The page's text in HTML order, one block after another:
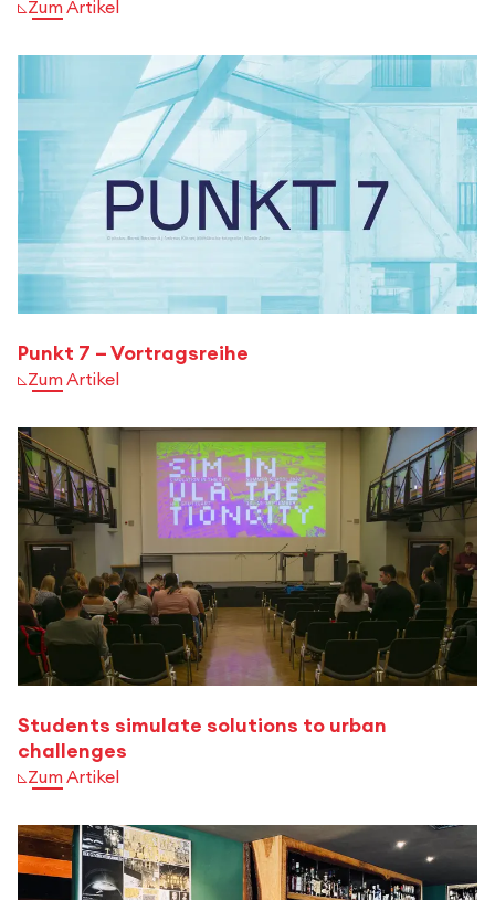
Zum Artikel
Punkt 7 – Vortragsreihe
Zum Artikel
Students simulate solutions to urban
challenges
Zum Artikel